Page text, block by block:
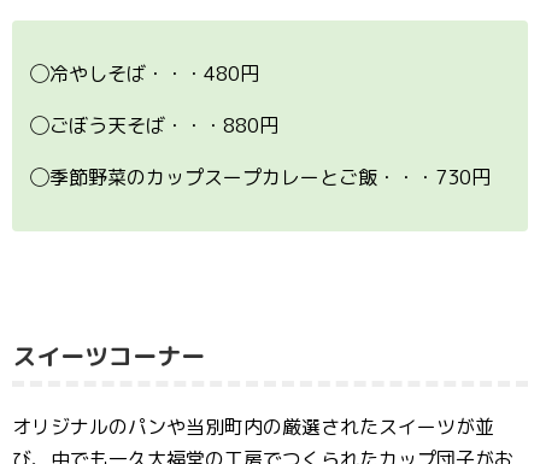
◯冷やしそば・・・480円
◯ごぼう天そば・・・880円
◯季節野菜のカップスープカレーとご飯・・・730円
スイーツコーナー
オリジナルのパンや当別町内の厳選されたスイーツが並